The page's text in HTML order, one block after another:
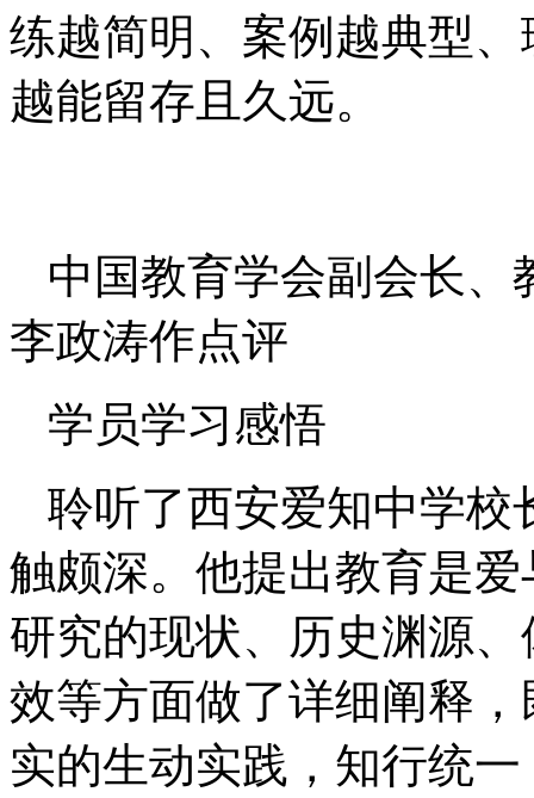
练越简明、案例越典型
越能留存且久远。
中国教育学会副会长
李政涛作点评
学员学习感悟
聆听了西安爱知中学校
触颇深。他提出教育是
研究的现状、历史渊源
效等方面做了详细阐释
实的生动实践，知行统